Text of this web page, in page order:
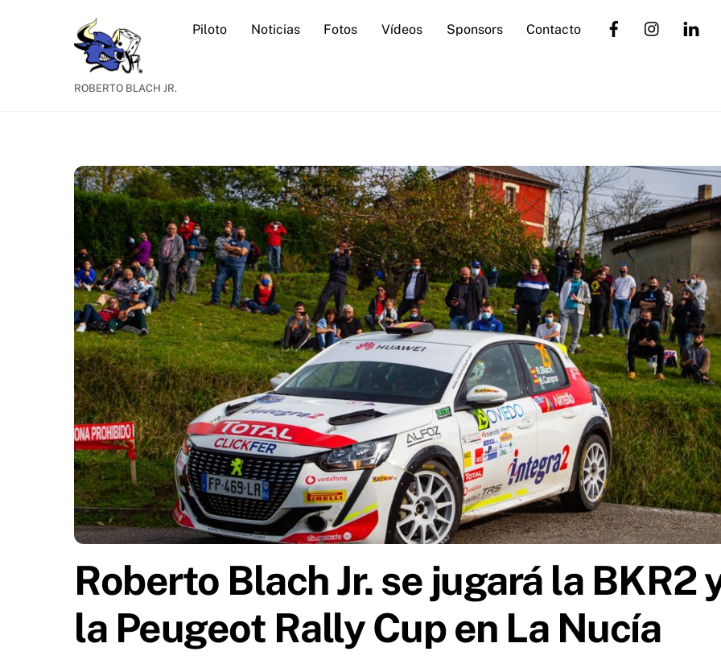
ROBERTO BLACH JR.
Piloto Noticias Fotos Vídeos Sponsors Contacto
Roberto Blach Jr. se jugará la BKR2
la Peugeot Rally Cup en La Nucía